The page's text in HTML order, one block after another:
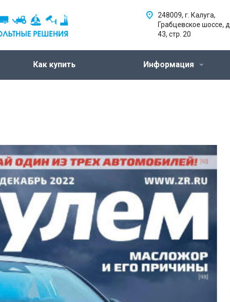
248009, г. Калуга,
Грабцевское шоссе, д.
43, стр. 20
Как купить Информация